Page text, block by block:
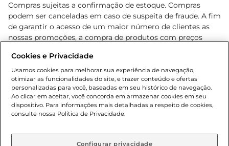
Compras sujeitas a confirmação de estoque. Compras
podem ser canceladas em caso de suspeita de fraude. A fim
de garantir o acesso de um maior número de clientes as
nossas promoções, a compra de produtos com preços
cliente. Os preços, ofertas e condições são exclusivos para
o e-commerce e válidos durante o dia de hoje, podendo
sofrer alterações sem prévia notificação. Proibida a venda
de bebidas alcoólicas para menores de 18 anos, conforme
Lei n.º 8069/90, art. 81, inciso II (Estatuto da Criança e do
Adolescente). Preços e condições exclusivos para o
aviso prévio. O valor mínimo para as compras on-line é de
Cookies e Privacidade
Usamos cookies para melhorar sua experiência de navegação,
otimizar as funcionalidades do site, e trazer conteúdo e ofertas
personalizadas para você, baseadas em seu histórico de navegação.
Ao clicar em aceitar, você concorda em armazenar cookies em seu
dispositivo. Para informações mais detalhadas a respeito de cookies,
consulte nossa Política de Privacidade.
Configurar privacidade